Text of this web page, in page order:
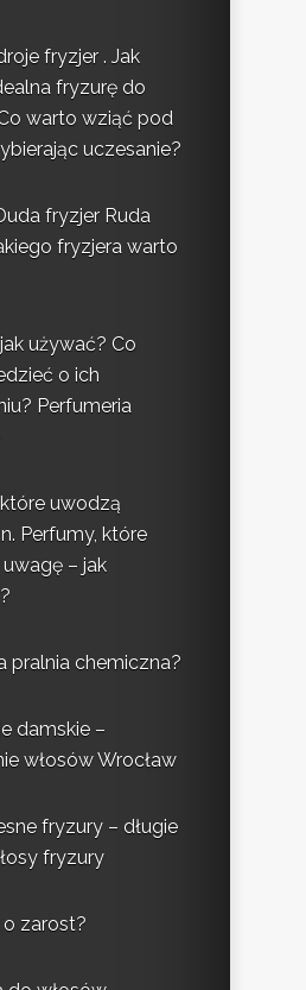
fryzjer . Jak
fryzurę do
warto wziąć pod
uczesanie?
fryzjer Ruda
fryzjera warto
używać? Co
o ich
Perfumeria
uwodzą
Perfumy, które
– jak
pralnia chemiczna?
damskie –
włosów Wrocław
fryzury – długie
fryzury
zarost?